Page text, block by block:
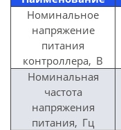
Номинальное
напряжение
питания
контроллера, В
Номинальная
частота
напряжения
питания, Гц